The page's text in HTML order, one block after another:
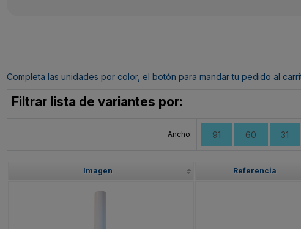
Completa las unidades por color, el botón para mandar tu pedido al
Filtrar lista de variantes por:
Ancho: 91 60 31
Imagen Referencia